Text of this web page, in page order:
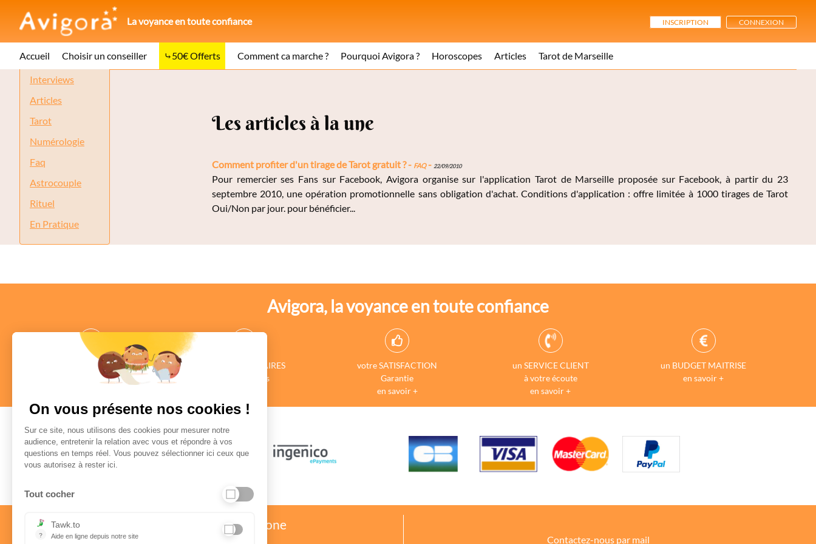
La voyance en toute confiance INSCRIPTION CONNEXION
Accueil Choisir un conseiller 50€ Offerts Comment ca marche ? Pourquoi Avigora ? Horoscopes Articles Tarot de Marseille
Accueil Articles
Tout les articles
Interviews
Articles
Tarot
Numérologie
Faq
Astrocouple
Rituel
En Pratique
Les articles à la une
Comment profiter d'un tirage de Tarot gratuit ? - FAQ- 22/09/2010
Pour remercier ses Fans sur Facebook, Avigora organise sur l'application Tarot de Marseille proposée sur Facebook, à partir du 23
septembre 2010, une opération promotionnelle sans obligation d'achat. Conditions d'application : offre limitée à 1000 tirages de Tarot
Oui/Non par jour. pour bénéficier...
Avigora, la voyance en toute confiance
des CONSEILLERS
au profil vérifié
des COMMENTAIRES
Authentiques
votre SATISFACTION
Garantie
en savoir +
un SERVICE CLIENT
à votre écoute
en savoir +
un BUDGET MAITRISE
en savoir +
Paiement sécurisé
Service client par téléphone
Contactez-nous par mail
On vous présente nos cookies !
Sur ce site, nous utilisons des cookies pour mesurer notre
audience, entretenir la relation avec vous et répondre à vos
questions en temps réel. Vous pouvez sélectionner ici ceux que
vous autorisez à rester ici.
Tout cocher
?
Tawk.to
Aide en ligne depuis notre site